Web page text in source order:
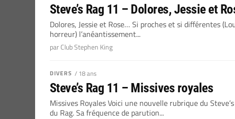
Steve’s Rag 11 – Dolores, Jessie et
Dolores, Jessie et Rose… Si proches et si différentes
horreur) l’anéantissement...
par Club Stephen King
DIVERS / 18 ans
Steve’s Rag 11 – Missives royales
Missives Royales Voici une nouvelle rubrique du
du Rag. Sa fréquence de parution...